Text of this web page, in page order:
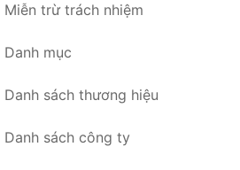
Miễn trừ trách nhiệm
Danh mục
Danh sách thương hiệu
Danh sách công ty